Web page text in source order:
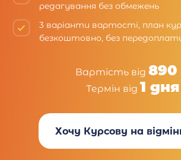
редагування без обмежень
3 варіанти вартості, план
безкоштовно, без
Вартість від 890
Термін від 1 дня
Хочу Курсову на